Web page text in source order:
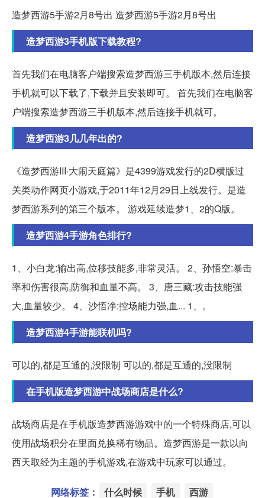
造梦西游5手游2月8号出 造梦西游5手游2月8号出
造梦西游3手机版下载教程?
首先我们在电脑客户端搜索造梦西游三手机版本,然后连接
手机就可以下载了,下载并且安装即可。 首先我们在电脑客
户端搜索造梦西游三手机版本,然后连接手机就可。
造梦西游3几几年出的?
《造梦西游III·大闹天庭篇》是4399游戏发行的2D横版过
关类动作网页小游戏,于2011年12月29日上线发行。是造
梦西游系列的第三个版本。 游戏延续造梦1、2的Q版。
造梦西游4手游角色排行?
1、小白龙:输出高,位移技能多,非常灵活。 2、孙悟空:暴击
率和伤害很高,防御和血量不高。 3、唐三藏:攻击技能强
大,血量较少。 4、沙悟净:控场能力强,血... 1、。
造梦西游4手游能联机吗?
可以的,都是互通的,没限制 可以的,都是互通的,没限制
在手机版造梦西游中战场商店是什么?
战场商店是在手机版造梦西游游戏中的一个特殊商店,可以
使用战场积分在里面兑换稀有物品。造梦西游是一款以向
西天取经为主题的手机游戏,在游戏中玩家可以通过。
网络标签： 什么时候 手机 西游